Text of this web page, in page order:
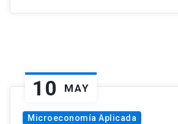
10 MAY
Microeconomía Aplicada